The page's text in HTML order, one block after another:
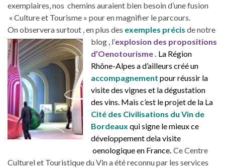
exemplaires, nos chemins auraient bien besoin d’une fusion
« Culture et Tourisme » pour en magnifier le parcours.
On observera surtout , en plus des exemples précis de notre
blog , l’explosion des propositions
d’Oenotourisme. La Région
Rhône-Alpes a d’ailleurs créé un
accompagnement pour réussir la
visite des vignes et la dégustation
des vins. Mais c’est le projet de la La
Cité des Civilisations du Vin de
Bordeaux qui signe le mieux ce
développement dela visite
oenologique en France. Ce Centre
Culturel et Touristique du Vin a été reconnu par les services